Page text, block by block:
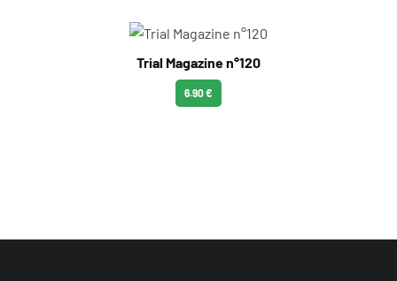
Trial Magazine n°120
6.90 €